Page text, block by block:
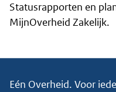
Statusrapporten en
MijnOverheid Zakelijk.
Eén Overheid. Voor